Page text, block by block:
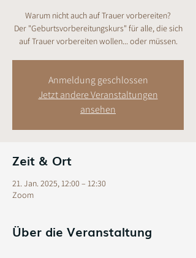
Warum nicht auch auf Trauer vorbereiten?
Der "Geburtsvorbereitungskurs" für alle, die sich
auf Trauer vorbereiten wollen... oder müssen.
Anmeldung geschlossen
Jetzt andere Veranstaltungen
ansehen
Zeit & Ort
21. Jan. 2025, 12:00 – 12:30
Zoom
Über die Veranstaltung